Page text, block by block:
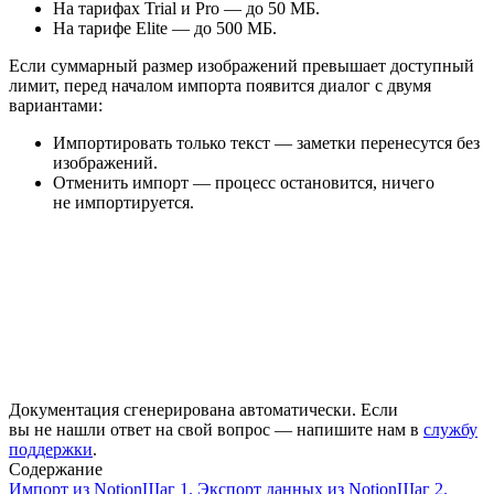
На тарифах Trial и Pro — до 50 МБ.
На тарифе Elite — до 500 МБ.
Если суммарный размер изображений превышает доступный
лимит, перед началом импорта появится диалог с двумя
вариантами:
Импортировать только текст — заметки перенесутся без
изображений.
Отменить импорт — процесс остановится, ничего
не импортируется.
Документация сгенерирована автоматически. Если
вы не нашли ответ на свой вопрос — напишите нам в службу
поддержки.
Содержание
Импорт из NotionШаг 1. Экспорт данных из NotionШаг 2.